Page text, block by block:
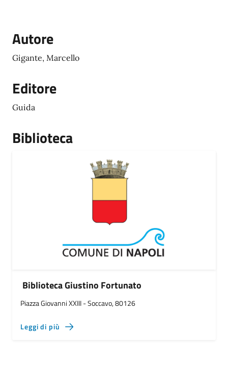
Autore
Gigante, Marcello
Editore
Guida
Biblioteca
Biblioteca Giustino Fortunato
Piazza Giovanni XXIII - Soccavo, 80126
Leggi di più